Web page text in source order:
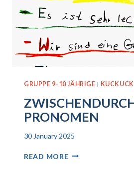
GRUPPE 9-10 JÄHRIGE |
PRONOMEN
30 January 2025
READ MOREZWISCHENDURCH: